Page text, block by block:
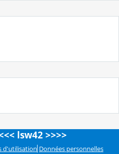
lsw42 >>>>
d'utilisation Données personnelles